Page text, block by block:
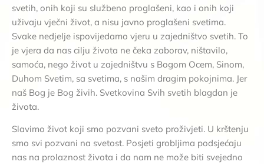
svetih, onih koji su službeno proglašeni, kao i onih koji
uživaju vječni život, a nisu javno proglašeni svetima.
Svake nedjelje ispovijedamo vjeru u zajedništvo svetih. To
je vjera da nas cilju života ne čeka zaborav, ništavilo,
samoća, nego život u zajedništvu s Bogom Ocem, Sinom,
Duhom Svetim, sa svetima, s našim dragim pokojnima. Jer
naš Bog je Bog živih. Svetkovina Svih svetih blagdan je
života.
Slavimo život koji smo pozvani sveto proživjeti. U krštenju
smo svi pozvani na svetost. Posjeti grobljima podsjećaju
nas na prolaznost života i da nam ne može biti svejedno